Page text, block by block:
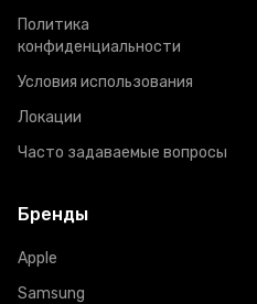
Политика
конфиденциальности
Условия использования
Локации
Часто задаваемые вопросы
Бренды
Apple
Samsung